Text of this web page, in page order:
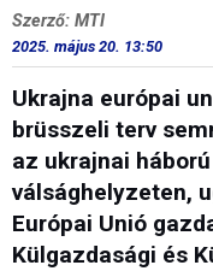
Szerző: MTI
2025. május 20. 13:50
Ukrajna európai
brüsszeli terv
az ukrajnai
válsághelyzeten,
Európai Unió
Külgazdasági és